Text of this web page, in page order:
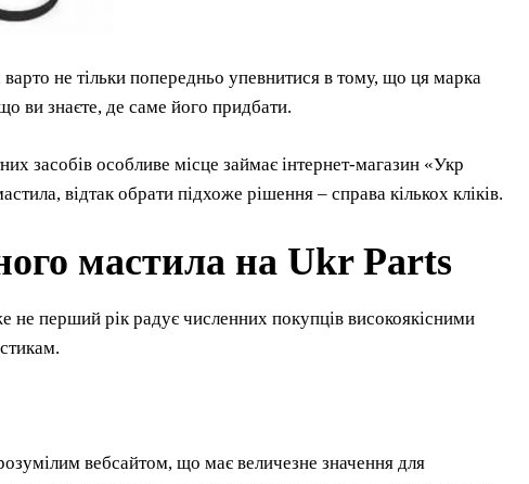
не тільки попередньо упевнитися в тому, що ця марка
ви знаєте, де саме його придбати.
засобів особливе місце займає інтернет-магазин «Укр
відтак обрати підхоже рішення – справа кількох кліків.
мастила на Ukr Parts
перший рік радує численних покупців високоякісними
вебсайтом, що має величезне значення для